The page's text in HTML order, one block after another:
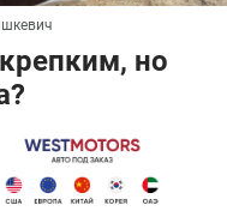
но